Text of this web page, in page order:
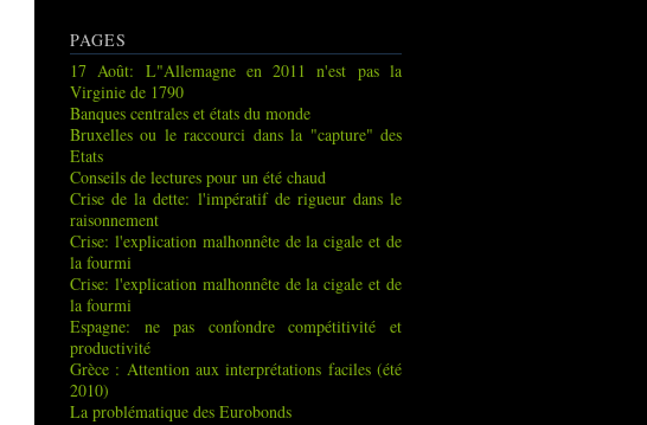
PAGES
17 Août: L"Allemagne en 2011 n'est pas la
Virginie de 1790
Banques centrales et états du monde
Bruxelles ou le raccourci dans la "capture" des
Etats
Conseils de lectures pour un été chaud
Crise de la dette: l'impératif de rigueur dans le
raisonnement
Crise: l'explication malhonnête de la cigale et de
la fourmi
Crise: l'explication malhonnête de la cigale et de
la fourmi
Espagne: ne pas confondre compétitivité et
productivité
Grèce : Attention aux interprétations faciles (été
2010)
La problématique des Eurobonds